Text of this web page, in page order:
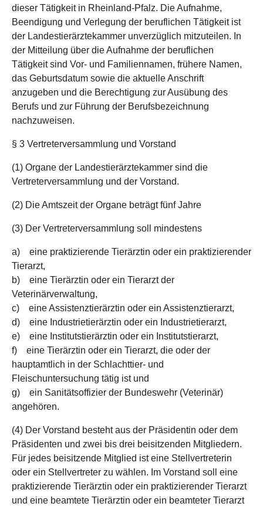
dieser Tätigkeit in Rheinland-Pfalz. Die Aufnahme,
Beendigung und Verlegung der beruflichen Tätigkeit ist
der Landestierärztekammer unverzüglich mitzuteilen. In
der Mitteilung über die Aufnahme der beruflichen
Tätigkeit sind Vor- und Familiennamen, frühere Namen,
das Geburtsdatum sowie die aktuelle Anschrift
anzugeben und die Berechtigung zur Ausübung des
Berufs und zur Führung der Berufsbezeichnung
nachzuweisen.
§ 3 Vertreterversammlung und Vorstand
(1) Organe der Landestierärztekammer sind die
Vertreterversammlung und der Vorstand.
(2) Die Amtszeit der Organe beträgt fünf Jahre
(3) Der Vertreterversammlung soll mindestens
a) eine praktizierende Tierärztin oder ein praktizierender
Tierarzt,
b) eine Tierärztin oder ein Tierarzt der
Veterinärverwaltung,
c) eine Assistenztierärztin oder ein Assistenztierarzt,
d) eine Industrietierärztin oder ein Industrietierarzt,
e) eine Institutstierärztin oder ein Institutstierarzt,
f) eine Tierärztin oder ein Tierarzt, die oder der
hauptamtlich in der Schlachttier- und
Fleischuntersuchung tätig ist und
g) ein Sanitätsoffizier der Bundeswehr (Veterinär)
angehören.
(4) Der Vorstand besteht aus der Präsidentin oder dem
Präsidenten und zwei bis drei beisitzenden Mitgliedern.
Für jedes beisitzende Mitglied ist eine Stellvertreterin
oder ein Stellvertreter zu wählen. Im Vorstand soll eine
praktizierende Tierärztin oder ein praktizierender Tierarzt
und eine beamtete Tierärztin oder ein beamteter Tierarzt